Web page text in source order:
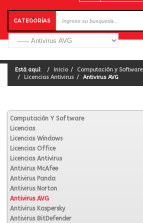
CATEGORÍAS
Está aquí: Inicio Computación y Software
Licencias Antivirus
Antivirus AVG
Computación Y Software
Licencias
Licencias Windows
Licencias Office
Licencias Antivirus
Antivirus McAfee
Antivirus Panda
Antivirus Norton
Antivirus AVG
Antivirus Kaspersky
Antivirus BitDefender